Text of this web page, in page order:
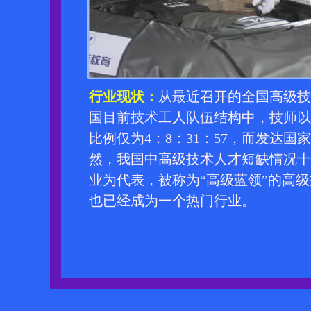
行业现状： 从最近召开的全国高级
国目前技术工人队伍结构中，技师
比例仅为4：8：31：57，而发达国
然，我国中高级技术人才短缺情况
业为代表，被称为“高级蓝领”的高
也已经成为一个热门行业。